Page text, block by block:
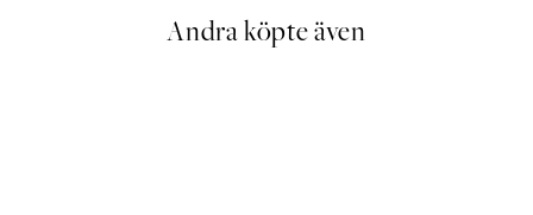
Andra köpte även